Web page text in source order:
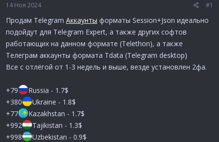
14 Ноя 2024 #1
Продам Telegram Аккаунты форматы Session+Json идеально
подойдут для Telegram Expert, а также других софтов
работающих на данном формате (Telethon), а также
Телеграм аккаунты формата Tdata (Telegram desktop)
Все с отлёгой от 1-3 недель и выше, везде установлен 2фа.
+79
Russia - 1.7$
+380
Ukraine - 1.8$
+77
Kazakhstan - 1.7$
+992
Tajikistan - 1.3$
+998
Uzbekistan - 0.9$